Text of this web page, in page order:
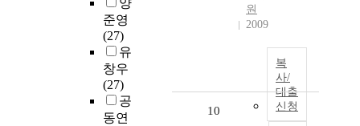
양
준영
(27)
유
창우
(27)
공
동연
원
2009
복
사/
대출
신청
10